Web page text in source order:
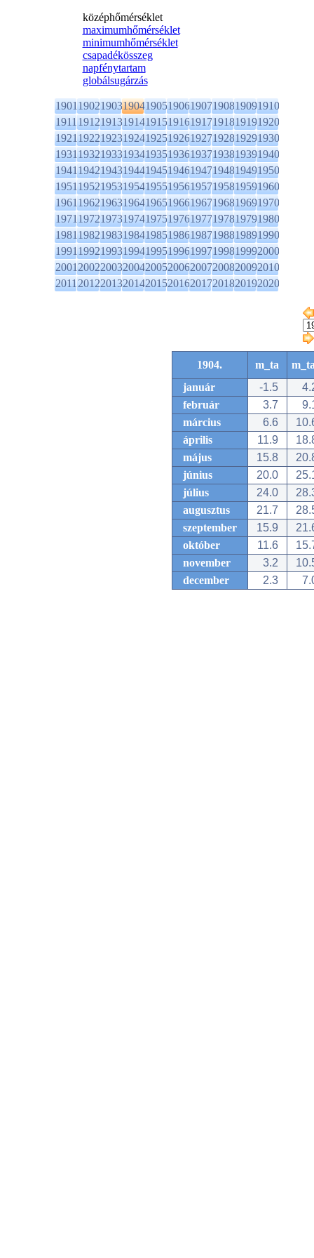
középhőmérséklet
maximumhőmérséklet
minimumhőmérséklet
csapadékösszeg
napfénytartam
globálsugárzás
1901190219031904190519061907190819091910
1911191219131914191519161917191819191920
1921192219231924192519261927192819291930
1931193219331934193519361937193819391940
1941194219431944194519461947194819491950
1951195219531954195519561957195819591960
1961196219631964196519661967196819691970
1971197219731974197519761977197819791980
1981198219831984198519861987198819891990
1991199219931994199519961997199819992000
2001200220032004200520062007200820092010
2011201220132014201520162017201820192020
1904. m_ta
január
-1.5
február
3.7
március
6.6
április
11.9
május
15.8
június
20.0
július
24.0
augusztus
21.7
szeptember
15.9
október
11.6
november
3.2
december
2.3